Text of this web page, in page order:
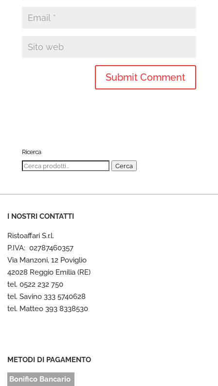
Ricerca
Cerca: Cerca
I NOSTRI CONTATTI
Ristoaffari S.r.l.
P.IVA: 02787460357
Via Manzoni, 12 Poviglio
42028 Reggio Emilia (RE)
tel. 0522 232 750
tel. Savino 333 5740628
tel. Matteo 393 8338530
METODI DI PAGAMENTO
Bonifico Bancario